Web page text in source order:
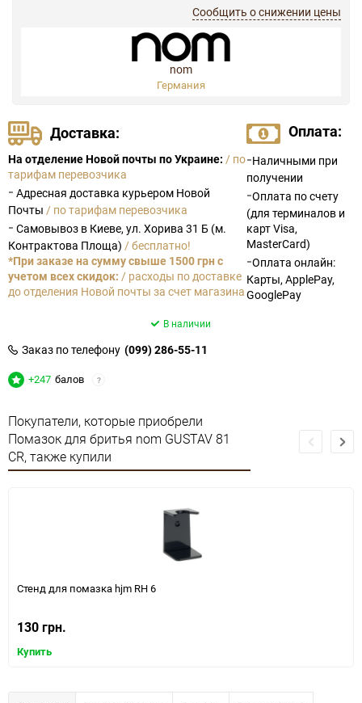
Сообщить о снижении цены
nom
Германия
Доставка:
На отделение Новой почты по Украине: / по
тарифам перевозчика
- Адресная доставка курьером Новой
Почты / по тарифам перевозчика
- Самовывоз в Киеве, ул. Хорива 31 Б (м.
Контрактова Площа) / бесплатно!
*При заказе на сумму свыше 1500 грн с
учетом всех скидок: / расходы по доставке
до отделения Новой почты за счет магазина
Оплата:
-Наличными при
получении
-Оплата по счету
(для терминалов и
карт Visa,
MasterCard)
-Оплата онлайн:
Карты, ApplePay,
GooglePay
В наличии
Заказ по телефону (099) 286-55-11
+247 балов ?
Покупатели, которые приобрели
Помазок для бритья nom GUSTAV 81
CR, также купили
Стенд для помазка hjm RH 6
130 грн.
Купить